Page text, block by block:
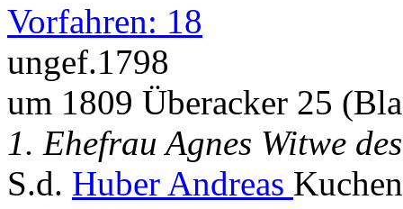
Vorfahren: 18
ungef.1798
um 1809 Überacker 25
1. Ehefrau Agnes Witwe
S.d. Huber Andreas